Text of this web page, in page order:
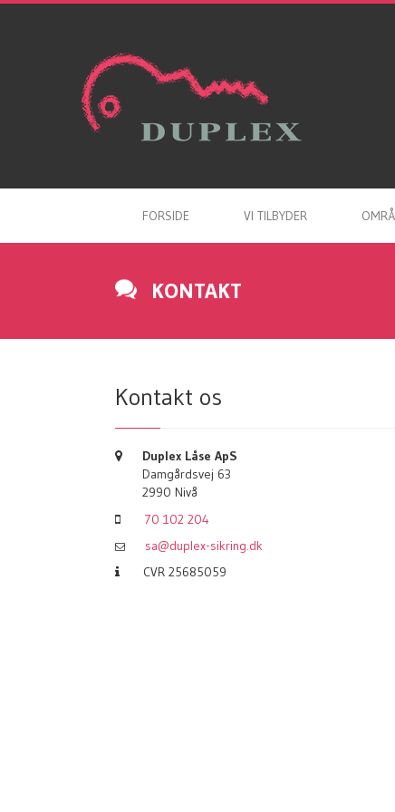
FORSIDE VI TILBYDER
KONTAKT
Kontakt os
Duplex Låse ApS
Damgårdsvej 63
2990 Nivå
70 102 204
sa@duplex-sikring.dk
CVR 25685059